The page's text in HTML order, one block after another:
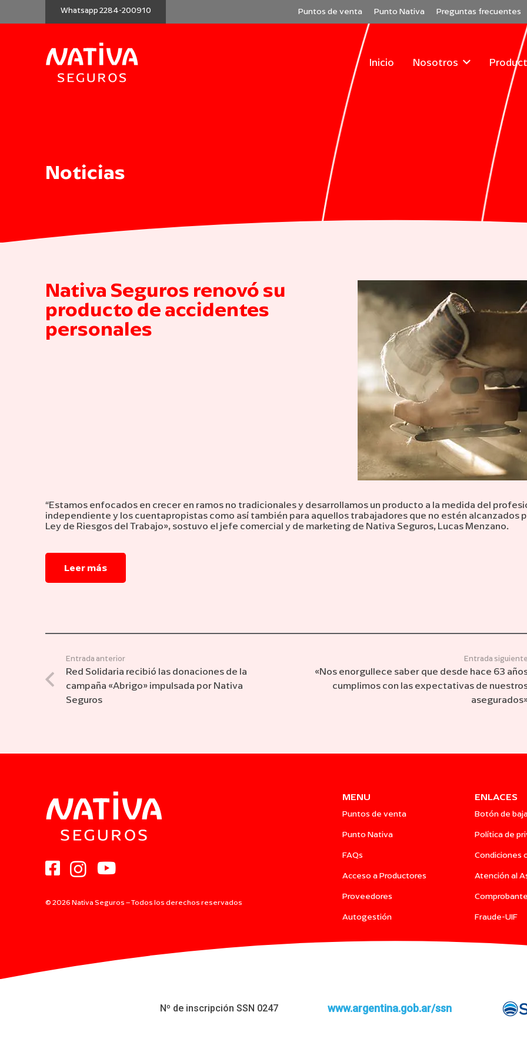
Whatsapp 2284-200910 Puntos de venta Punto Nativa Preguntas frecuentes
Inicio Nosotros
Noticias
Nativa Seguros renovó su
producto de accidentes
personales
“Estamos enfocados en crecer en ramos no tradicionales y desarrollamos un producto a la medida del
independiente y los cuentapropistas como así también para aquellos trabajadores que no estén alcanzados
Ley de Riesgos del Trabajo», sostuvo el jefe comercial y de marketing de Nativa Seguros, Lucas Menzano.
Leer más
Entrada anterior
Red Solidaria recibió las donaciones de la
campaña «Abrigo» impulsada por Nativa
Seguros
Entrada siguiente
«Nos enorgullece saber que desde hace 63
cumplimos con las expectativas de
© 2026 Nativa Seguros – Todos los derechos reservados
MENU
Puntos de venta
Punto Nativa
FAQs
Acceso a Productores
Proveedores
Autogestión
ENLACES
Botón de
Política de
Condiciones
Atención al
Fraude-UIF
Nº de inscripción SSN 0247 www.argentina.gob.ar/ssn